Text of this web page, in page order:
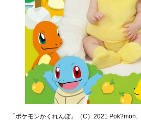
「ポケモンかくれんぼ」（C）2021 Pok?mon.